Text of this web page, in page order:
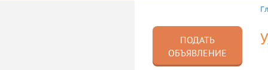
Услуги
ПОДАТЬ
ОБЪЯВЛЕНИЕ